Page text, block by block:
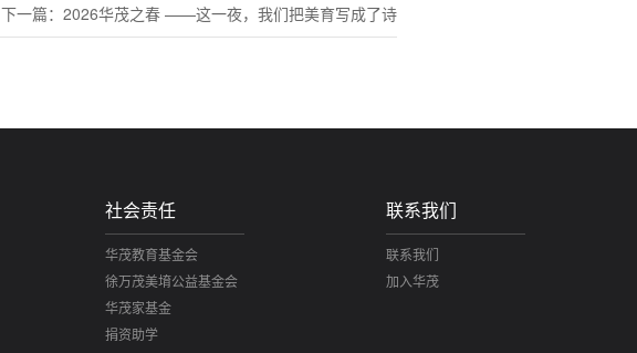
下一篇：2026华茂之春 ——这一夜，我们把美育写成了诗
社会责任
华茂教育基金会
徐万茂美堉公益基金会
华茂家基金
捐资助学
联系我们
联系我们
加入华茂